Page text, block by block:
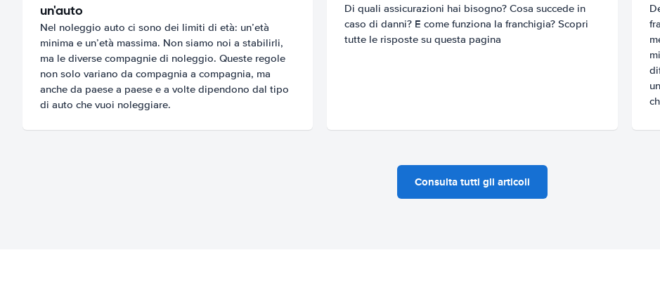
un'auto
Nel noleggio auto ci sono dei limiti di età: un’età
minima e un’età massima. Non siamo noi a stabilirli,
ma le diverse compagnie di noleggio. Queste regole
non solo variano da compagnia a compagnia, ma
anche da paese a paese e a volte dipendono dal tipo
di auto che vuoi noleggiare.
Di quali assicurazioni hai bisogno? Cosa succede in
caso di danni? E come funziona la franchigia? Scopri
tutte le risposte su questa pagina
Consulta tutti gli articoli